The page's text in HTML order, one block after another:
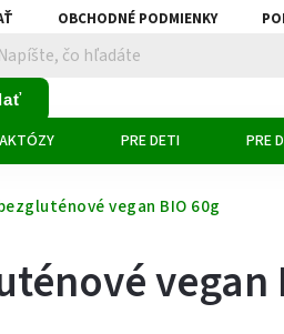
OBCHODNÉ PODMIENKY
PRE DETI PRE
vegan BIO 60g
vegan